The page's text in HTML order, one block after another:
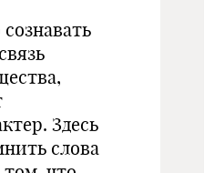
Здесь
слова